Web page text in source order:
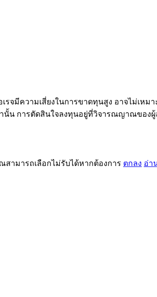
อเรจมีความเสี่ยงในการขาดทุนสูง อาจไม่
นั้น การตัดสินใจลงทุนอยู่ที่วิจารณญาณของ
ามารถเลือกไม่รับได้หากต้องการ ตกลง อ่า